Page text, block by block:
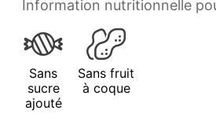
Information nutritionnelle
Sans
sucre
ajouté
Sans fruit
à coque